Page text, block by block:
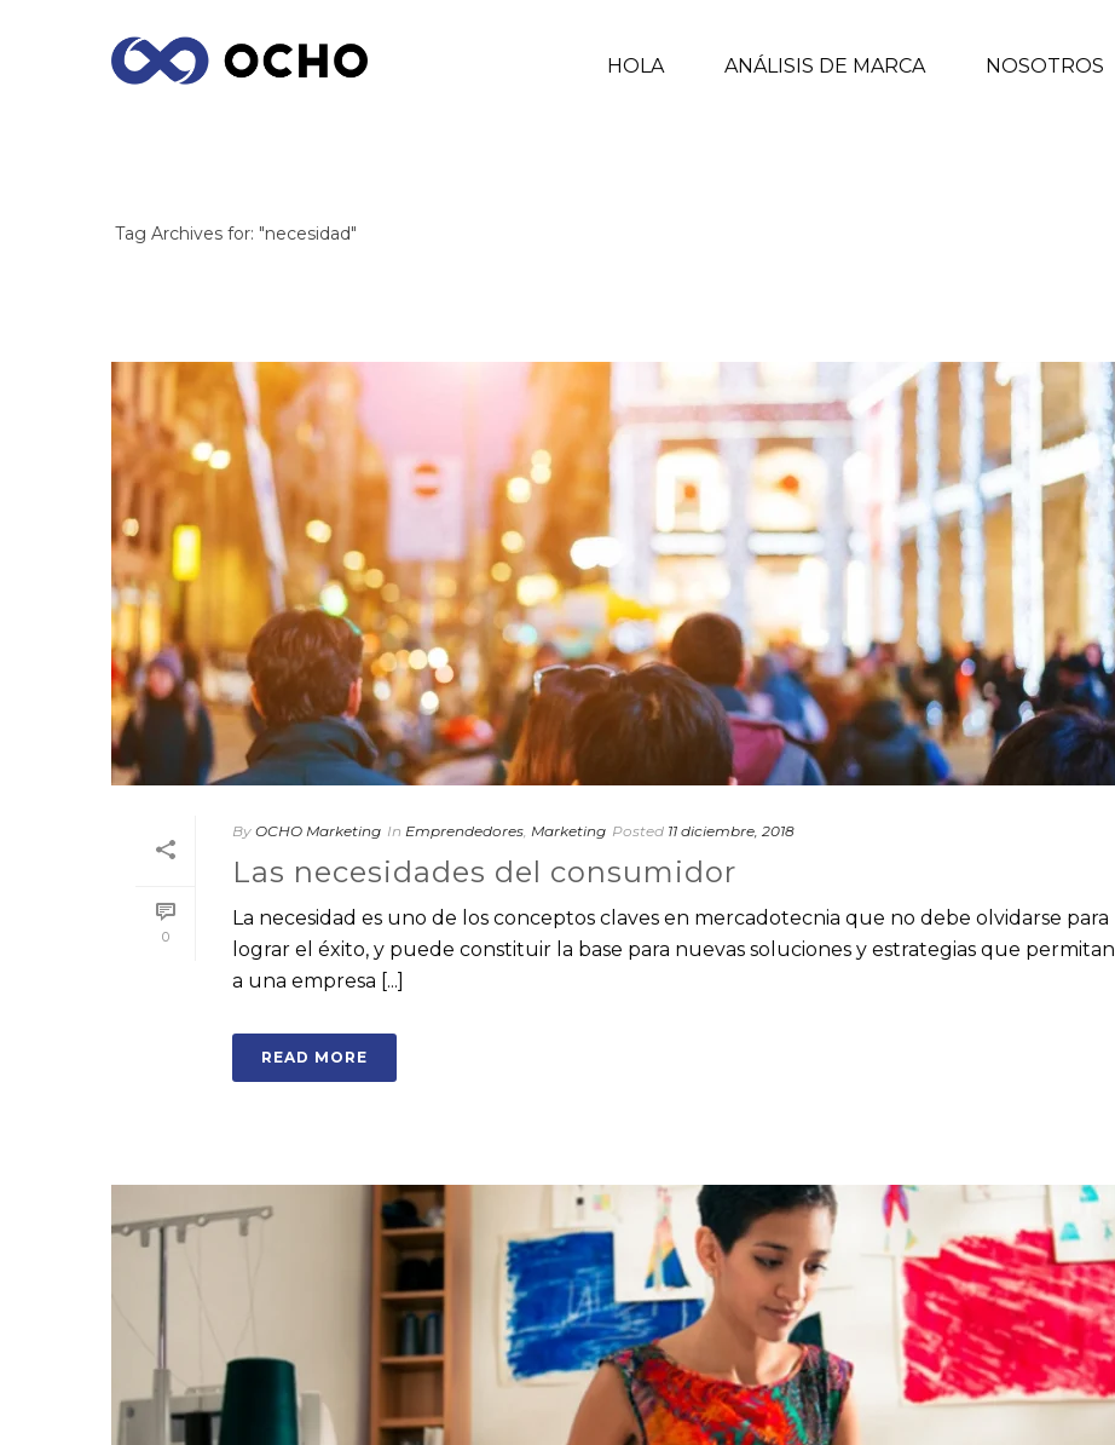
HOLA ANÁLISIS DE MARCA NOSOTROS
Tag Archives for: "necesidad"
0
By OCHO Marketing In Emprendedores, Marketing Posted 11 diciembre, 2018
Las necesidades del consumidor
La necesidad es uno de los conceptos claves en mercadotecnia que no debe olvidarse para
lograr el éxito, y puede constituir la base para nuevas soluciones y estrategias que permitan
a una empresa [...]
READ MORE